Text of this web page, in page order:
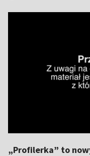
„Profilerka” to